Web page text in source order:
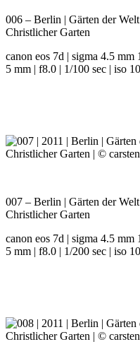
006 – Berlin | Gärten der
Christlicher Garten
canon eos 7d | sigma 4.5
5 mm | f8.0 | 1/100 sec | iso
007 – Berlin | Gärten der
Christlicher Garten
canon eos 7d | sigma 4.5
5 mm | f8.0 | 1/200 sec | iso